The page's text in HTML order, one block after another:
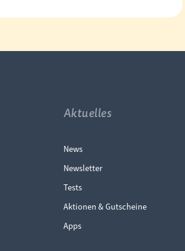
Aktuelles
Navigation
News
Newsletter
Tests
Aktionen & Gutscheine
Apps